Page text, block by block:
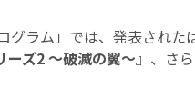
グラム」では、発表された
ズ2 ～破滅の翼～』 、さ